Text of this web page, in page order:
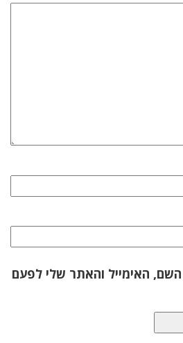
האימייל והאתר שלי לפעם